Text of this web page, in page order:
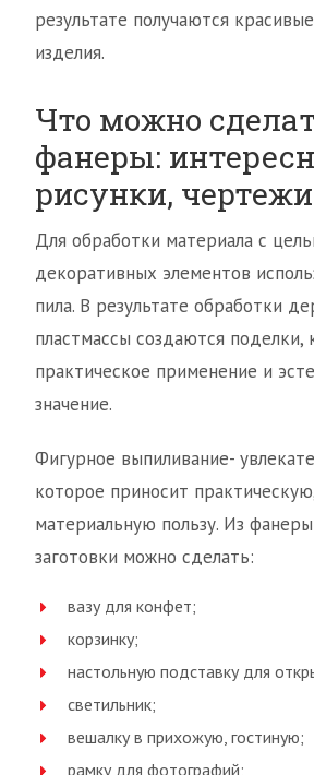
результате получаются
изделия.
Что можно
фанеры:
рисунки, чертежи
Для обработки материала с
декоративных элементов
пила. В результате обработки
пластмассы создаются
практическое применение и
значение.
Фигурное выпиливание-
которое приносит
материальную пользу. Из
заготовки можно сделать:
вазу для конфет;
корзинку;
настольную подставку для
светильник;
вешалку в прихожую, гостиную;
рамку для фотографий;